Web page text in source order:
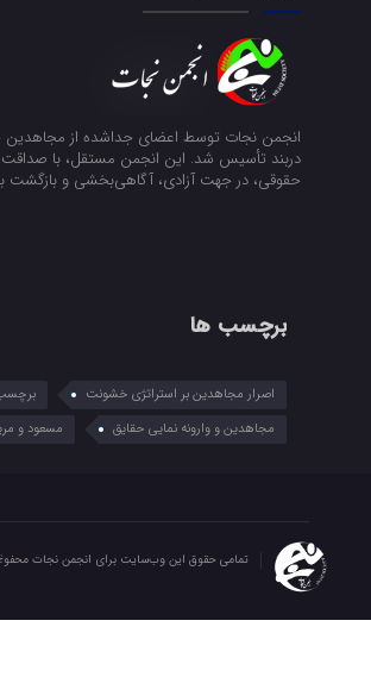
انجمن نجات توسط اعضای جداشده از مجاهدین
دربند تأسیس شد. این انجمن مستقل، با
حقوقی، در جهت آزادی، آگاهی‌بخشی و بازگشت
برچسب ها
اصرار مجاهدین بر استراتژی خشونت
مجاهدین و وارونه نمایی حقایق
مسعود و
تمامی حقوق این وب‌سایت برای انجمن نجات